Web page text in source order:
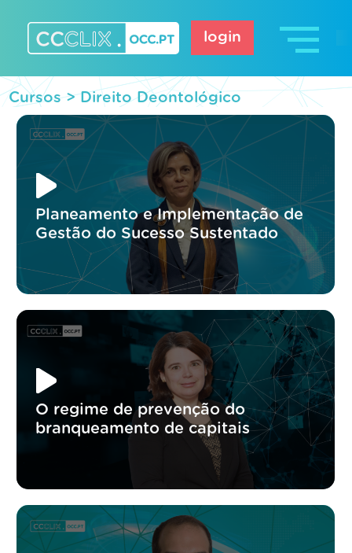
content
login
Cursos >Direito Deontológico
Planeamento e Implementação de
Gestão do Sucesso Sustentado
O regime de prevenção do
branqueamento de capitais